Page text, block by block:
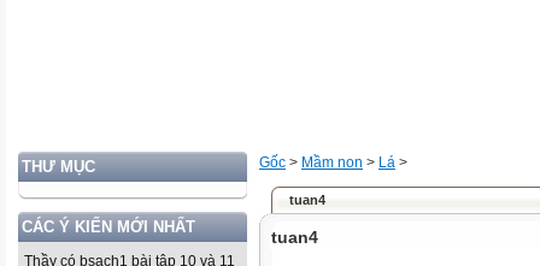
THƯ MỤC
CÁC Ý KIẾN MỚI NHẤT
Thầy có bsach1 bài tập 10 và 11
Gốc > Mầm non > Lá >
tuan4
tuan4